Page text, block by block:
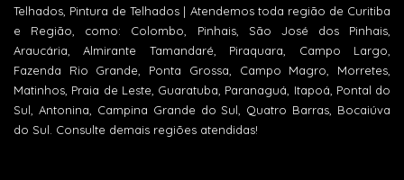
Telhados, Pintura de Telhados | Atendemos toda região de Curitiba
e Região, como: Colombo, Pinhais, São José dos Pinhais,
Araucária, Almirante Tamandaré, Piraquara, Campo Largo,
Fazenda Rio Grande, Ponta Grossa, Campo Magro, Morretes,
Matinhos, Praia de Leste, Guaratuba, Paranaguá, Itapoá, Pontal do
Sul, Antonina, Campina Grande do Sul, Quatro Barras, Bocaiúva
do Sul. Consulte demais regiões atendidas!